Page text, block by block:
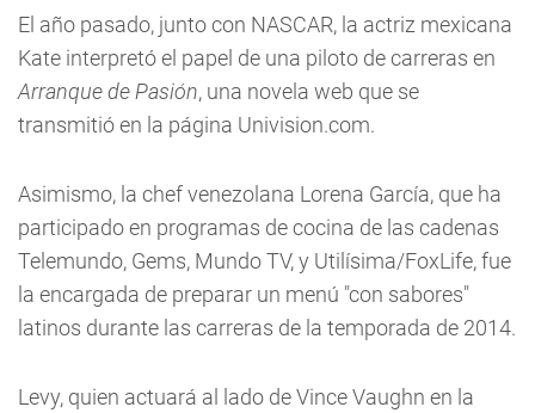
El año pasado, junto con NASCAR, la actriz mexicana
Kate interpretó el papel de una piloto de carreras en
Arranque de Pasión, una novela web que se
transmitió en la página Univision.com.
Asimismo, la chef venezolana Lorena García, que ha
participado en programas de cocina de las cadenas
Telemundo, Gems, Mundo TV, y Utilísima/FoxLife, fue
la encargada de preparar un menú "con sabores"
latinos durante las carreras de la temporada de 2014.
Levy, quien actuará al lado de Vince Vaughn en la